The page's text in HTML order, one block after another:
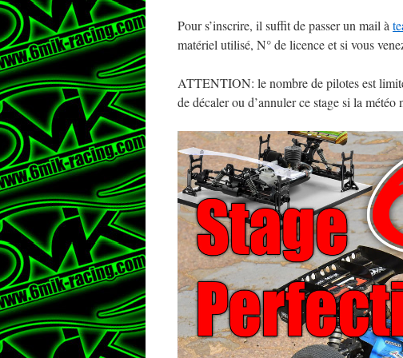
Pour s’inscrire, il suffit de passer un mail à
matériel utilisé, N° de licence et si vous
ATTENTION: le nombre de pilotes est
de décaler ou d’annuler ce stage si la météo